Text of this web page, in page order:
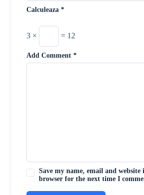
Calculeaza *
3 × = 12
Add Comment *
Save my name, email and website
browser for the next time I